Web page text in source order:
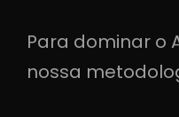
Para dominar o
nossa